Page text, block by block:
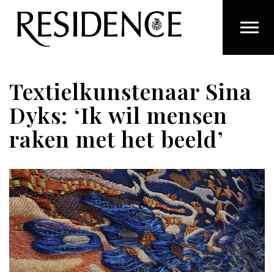
Overslaan en ga direct naar de inhoud
Textielkunstenaar Sina
Dyks: ‘Ik wil mensen
raken met het beeld’